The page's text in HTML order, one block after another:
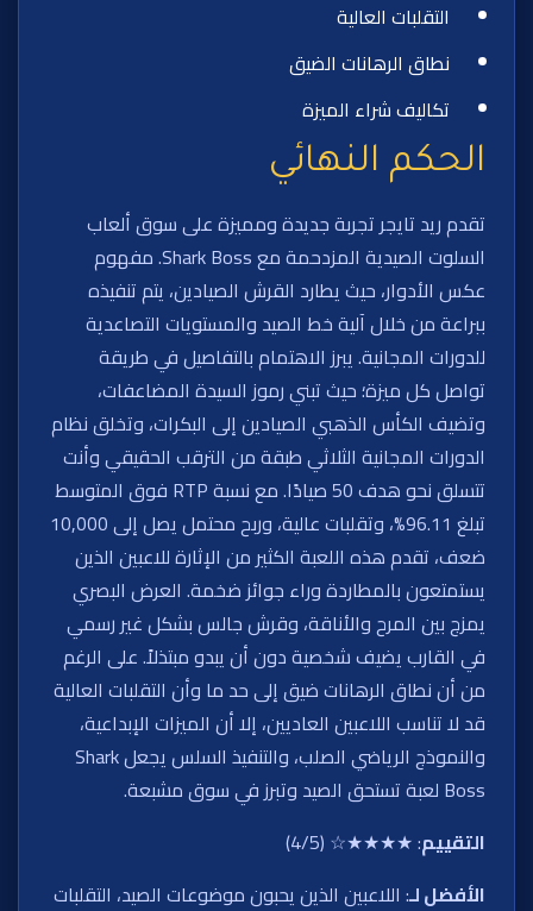
التقلبات العالية
نطاق الرهانات الضيق
تكاليف شراء الميزة
الحكم النهائي
تقدم ريد تايجر تجربة جديدة ومميزة على سوق ألعاب
السلوت الصيدية المزدحمة مع Shark Boss. مفهوم
عكس الأدوار، حيث يطارد القرش الصيادين، يتم تنفيذه
ببراعة من خلال آلية خط الصيد والمستويات التصاعدية
للدورات المجانية. يبرز الاهتمام بالتفاصيل في طريقة
تواصل كل ميزة؛ حيث تبني رموز السيدة المضاعفات،
وتضيف الكأس الذهبي الصيادين إلى البكرات، وتخلق نظام
الدورات المجانية الثلاثي طبقة من الترقب الحقيقي وأنت
تتسلق نحو هدف 50 صيادًا. مع نسبة RTP فوق المتوسط
تبلغ 96.11%، وتقلبات عالية، وربح محتمل يصل إلى 10,000
ضعف، تقدم هذه اللعبة الكثير من الإثارة للاعبين الذين
يستمتعون بالمطاردة وراء جوائز ضخمة. العرض البصري
يمزج بين المرح والأناقة، وقرش جالس بشكل غير رسمي
في القارب يضيف شخصية دون أن يبدو مبتذلاً. على الرغم
من أن نطاق الرهانات ضيق إلى حد ما وأن التقلبات العالية
قد لا تناسب اللاعبين العاديين، إلا أن الميزات الإبداعية،
والنموذج الرياضي الصلب، والتنفيذ السلس يجعل Shark
Boss لعبة تستحق الصيد وتبرز في سوق مشبعة.
التقييم: ★★★★☆ (4/5)
الأفضل لـ: اللاعبين الذين يحبون موضوعات الصيد، التقلبات